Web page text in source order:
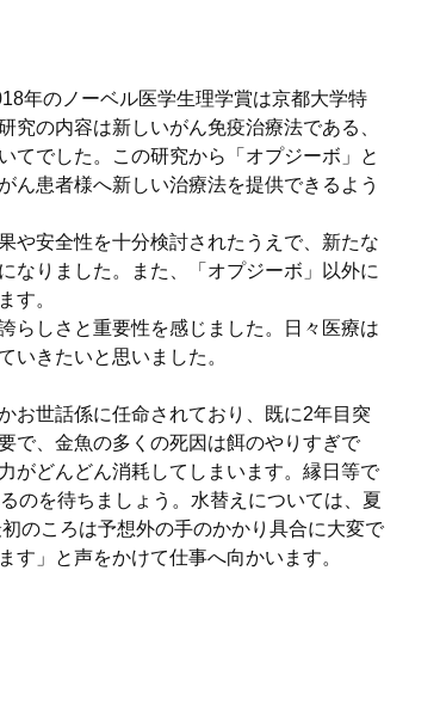
年のノーベル医学生理学賞は京都大学特
究の内容は新しいがん免疫治療法である、
てでした。この研究から「オプジーボ」と
ん患者様へ新しい治療法を提供できるよう
や安全性を十分検討されたうえで、新たな
なりました。また、「オプジーボ」以外に
す。
らしさと重要性を感じました。日々医療は
いきたいと思いました。
お世話係に任命されており、既に2年目突
で、金魚の多くの死因は餌のやりすぎで
がどんどん消耗してしまいます。縁日等で
のを待ちましょう。水替えについては、夏
のころは予想外の手のかかり具合に大変で
」と声をかけて仕事へ向かいます。